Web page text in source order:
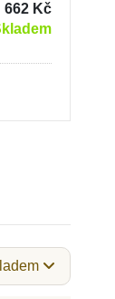
662 Kč